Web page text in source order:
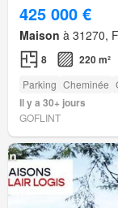
425 000 €
Maison à 31270,
8 220 m²
Parking Cheminée
Il y a 30+ jours
GOFLINT